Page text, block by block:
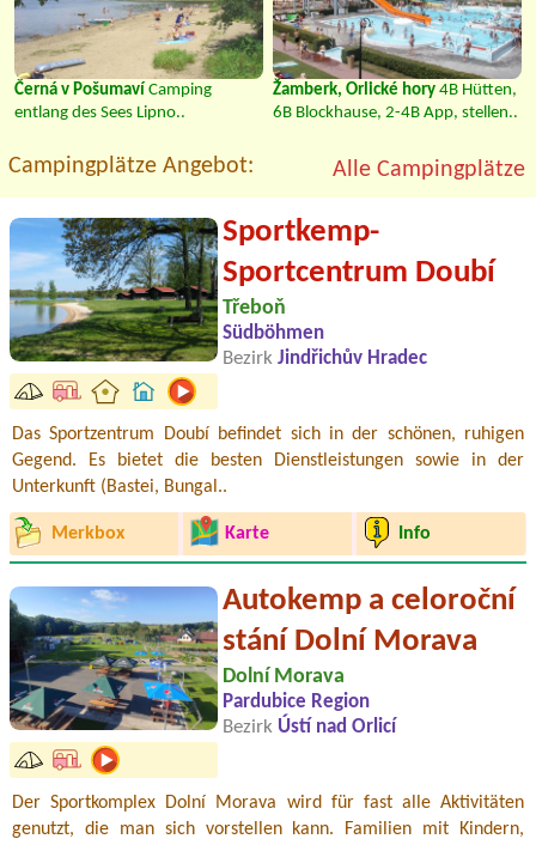
Černá v Pošumaví Camping
entlang des Sees Lipno..
Žamberk, Orlické hory 4B Hütten,
6B Blockhause, 2-4B App, stellen..
Campingplätze Angebot: Alle Campingplätze
Sportkemp-
Sportcentrum Doubí
Třeboň
Südböhmen
Bezirk Jindřichův Hradec
Das Sportzentrum Doubí befindet sich in der schönen, ruhigen
Gegend. Es bietet die besten Dienstleistungen sowie in der
Unterkunft (Bastei, Bungal..
Merkbox Karte Info
Autokemp a celoroční
stání Dolní Morava
Dolní Morava
Pardubice Region
Bezirk Ústí nad Orlicí
Der Sportkomplex Dolní Morava wird für fast alle Aktivitäten
genutzt, die man sich vorstellen kann. Familien mit Kindern,